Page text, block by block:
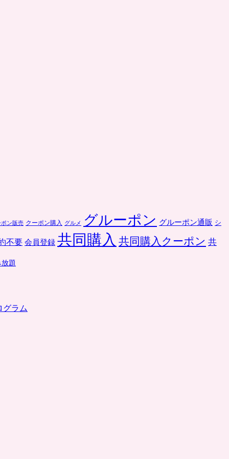
ポン販売 クーポン購入 グルメ グルーポン グルーポン通販 シ
不要 会員登録 共同購入 共同購入クーポン 共
題
グラム